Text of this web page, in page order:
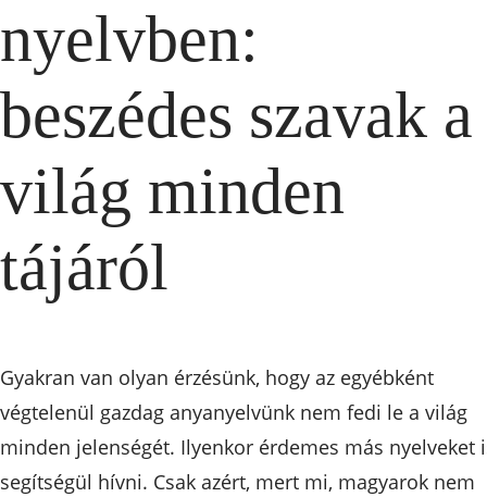
nyelvben:
beszédes szavak a
világ minden
tájáról
Gyakran van olyan érzésünk, hogy az egyébként
végtelenül gazdag anyanyelvünk nem fedi le a világ
minden jelenségét. Ilyenkor érdemes más nyelveket
segítségül hívni. Csak azért, mert mi, magyarok nem